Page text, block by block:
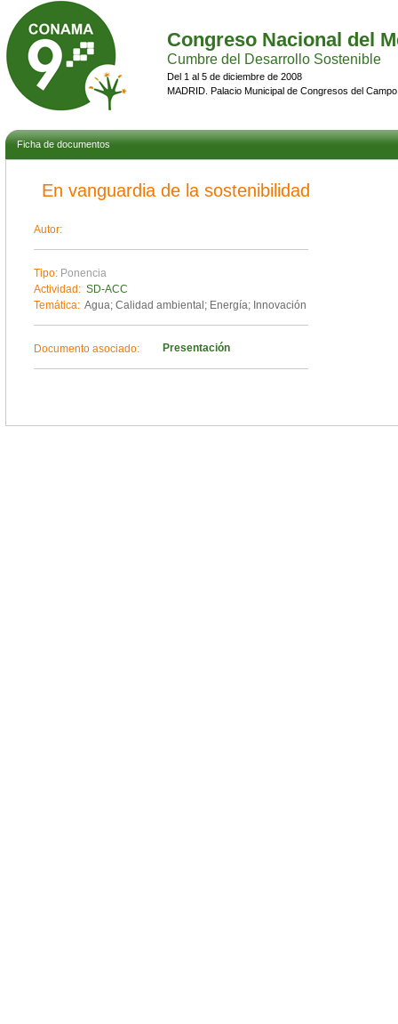
Congreso Nacional del
Cumbre del Desarrollo Sostenible
Del 1 al 5 de diciembre de 2008
MADRID. Palacio Municipal de Congresos del
Ficha de documentos
En vanguardia de la sostenibilidad
Autor:
Tipo: Ponencia
Actividad: SD-ACC
Temática: Agua; Calidad ambiental; Energía; Innovación
Documento asociado: Presentación